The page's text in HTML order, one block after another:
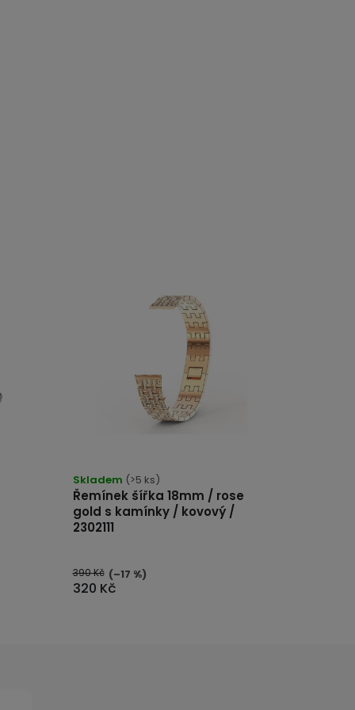
Řemínek šířka 18mm / rose
gold s kamínky / kovový /
2302111
Skladem (>5 ks)
320 Kč
390 Kč (–17 %)